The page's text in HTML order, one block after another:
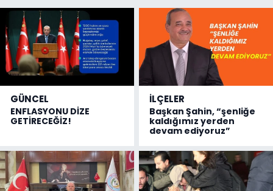
GÜNCEL
ENFLASYONU DİZE
GETİRECEĞİZ!
İLÇELER
Başkan Şahin, “şenliğe
kaldığımız yerden
devam ediyoruz”